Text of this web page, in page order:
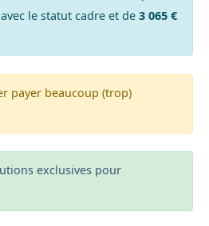
le statut cadre et de 3 065 €
payer beaucoup (trop)
exclusives pour